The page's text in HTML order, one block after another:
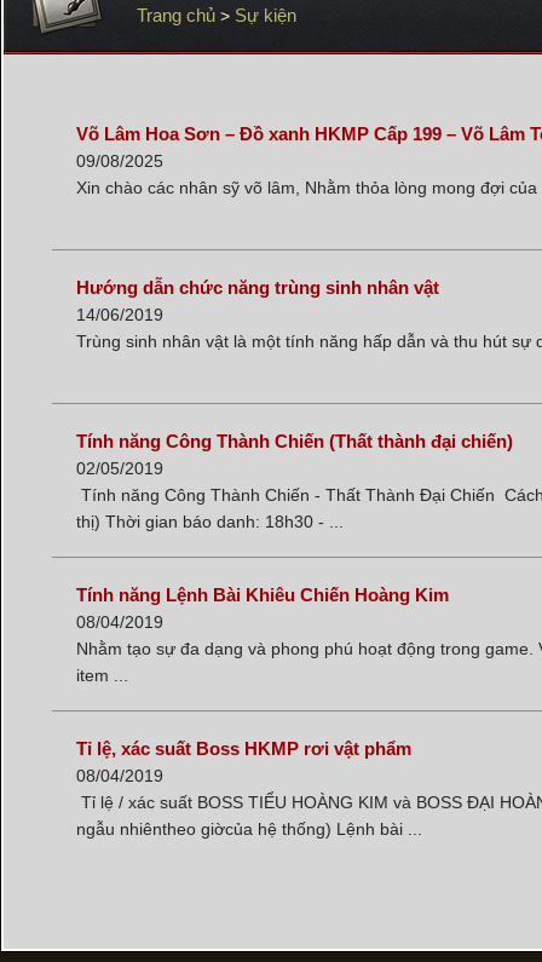
Trang chủ > Sự kiện
Võ Lâm Hoa Sơn – Đồ xanh HKMP Cấp 199 – Võ Lâm
09/08/2025
Xin chào các nhân sỹ võ lâm, Nhằm thỏa lòng mong đợi
Hướng dẫn chức năng trùng sinh nhân vật
14/06/2019
Trùng sinh nhân vật là một tính năng hấp dẫn và thu hút
Tính năng Công Thành Chiến (Thất thành đại chiến)
02/05/2019
Tính năng Công Thành Chiến - Thất Thành Đại Chiến
thị) Thời gian báo danh: 18h30 - ...
Tính năng Lệnh Bài Khiêu Chiến Hoàng Kim
08/04/2019
Nhằm tạo sự đa dạng và phong phú hoạt động trong
item ...
Tỉ lệ, xác suất Boss HKMP rơi vật phẩm
08/04/2019
Tỉ lệ / xác suất BOSS TIỂU HOÀNG KIM và BOSS ĐẠI
ngẫu nhiêntheo giờcủa hệ thống) Lệnh bài ...